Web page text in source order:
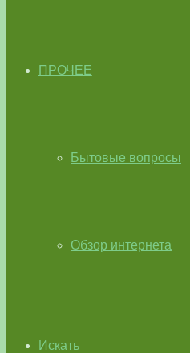
ПРОЧЕЕ
Бытовые вопросы
Обзор интернета
Искать